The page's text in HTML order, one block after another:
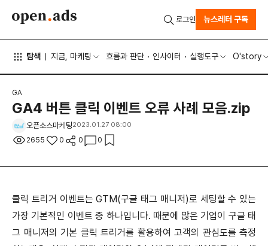
탐색 지금, 마케팅 흐름과 판단 인사이터 실행도구 O'story
로그인 뉴스레터 구독
GA
GA4 버튼 클릭 이벤트 오류 사례 모음.zip
오픈소스마케팅2023.01.27 08:00
2655 0 0 0
클릭 트리거 이벤트는 GTM(구글 태그 매니저)로 세팅할 수 있는
가장 기본적인 이벤트 중 하나입니다. 때문에 많은 기업이 구글 태
그 매니저의 기본 클릭 트리거를 활용하여 고객의 관심도를 측정